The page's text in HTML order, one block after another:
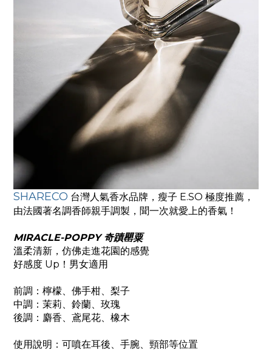
SHARECO 台灣人氣香水品牌，瘦子 E.SO 極度推薦，
由法國著名調香師親手調製，聞一次就愛上的香氣！
MIRACLE-POPPY奇蹟罌粟
溫柔清新，仿佛走進花園的感覺
好感度 Up！男女適用
前調：檸檬、佛手柑、梨子
中調：茉莉、 鈴蘭、 玫瑰
後調：麝香、 鳶尾花、 橡木
使用說明：可噴在耳後、手腕、頸部等位置